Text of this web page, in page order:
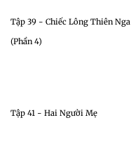
Tập 39 - Chiếc Lông Thiên Nga
(Phần 4)
Tập 41 - Hai Người Mẹ